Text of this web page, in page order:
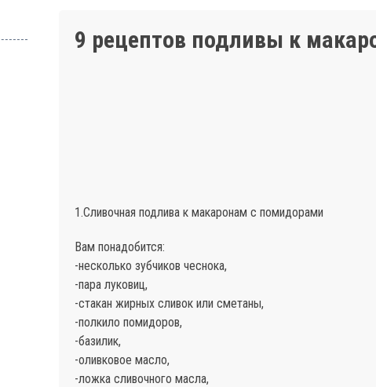
9 рецептов подливы к
1.Сливочная подлива к макаронам с помидорами
Вам понадобится:
-несколько зубчиков чеснока,
-пара луковиц,
-стакан жирных сливок или сметаны,
-полкило помидоров,
-базилик,
-оливковое масло,
-ложка сливочного масла,